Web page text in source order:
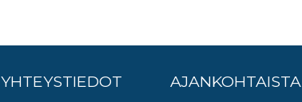
YHTEYSTIEDOT AJANKOHTAISTA